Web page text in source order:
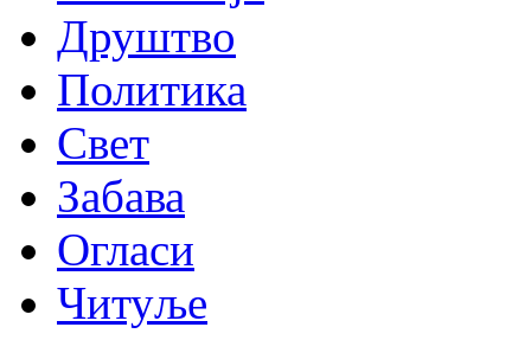
Друштво
Политика
Свет
Забава
Огласи
Читуље